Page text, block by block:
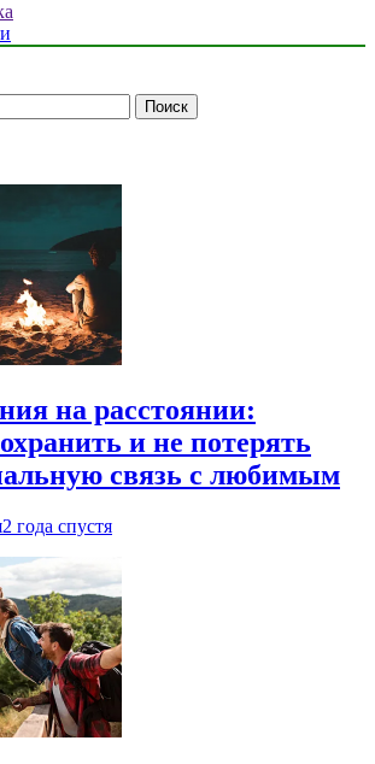
на расстоянии:
и не потерять
связь с любимым
2 года спустя